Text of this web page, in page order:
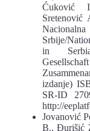
Ćuković
Srbije/
in
izdanje)
SR-ID
http://
Jovanović
B., Đurišić